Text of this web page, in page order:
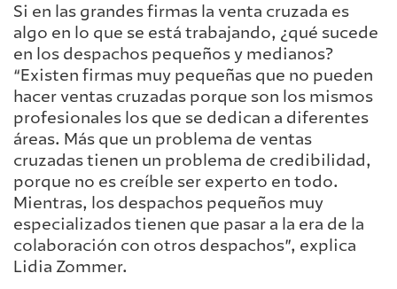
Si en las grandes firmas la venta cruzada es
algo en lo que se está trabajando, ¿qué sucede
en los despachos pequeños y medianos?
“Existen firmas muy pequeñas que no pueden
hacer ventas cruzadas porque son los mismos
profesionales los que se dedican a diferentes
áreas. Más que un problema de ventas
cruzadas tienen un problema de credibilidad,
porque no es creíble ser experto en todo.
Mientras, los despachos pequeños muy
especializados tienen que pasar a la era de la
colaboración con otros despachos”, explica
Lidia Zommer.